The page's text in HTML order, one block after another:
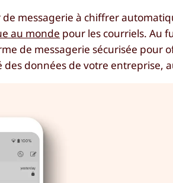
messagerie à chiffrer
au monde pour les courriels. Au
de messagerie sécurisée pour
données de votre entreprise,